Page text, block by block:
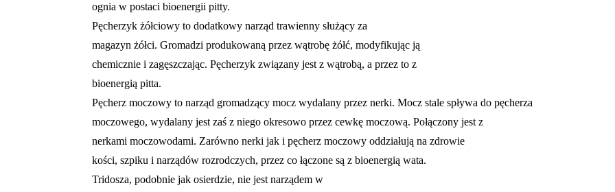
ognia w postaci bioenergii pitty.
Pęcherzyk żółciowy to dodatkowy narząd trawienny służący za
magazyn żółci. Gromadzi produkowaną przez wątrobę żółć, modyfikując ją
chemicznie i zagęszczając. Pęcherzyk związany jest z wątrobą, a przez to z
bioenergią pitta.
Pęcherz moczowy to narząd gromadzący mocz wydalany przez nerki. Mocz stalespływa do pęcherza
moczowego, wydalany jest zaś z niego okresowo przez cewkę moczową. Połączony jest z
nerkami moczowodami. Zarówno nerki jak i pęcherz moczowy oddziałują na zdrowie
kości, szpiku i narządów rozrodczych, przez co łączone są z bioenergią wata.
Tridosza, podobnie jak osierdzie, nie jest narządem w